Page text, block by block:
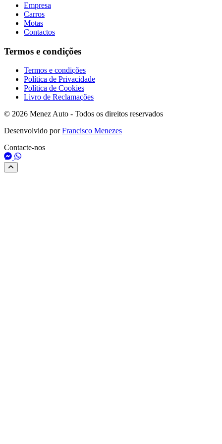
Empresa
Carros
Motas
Contactos
Termos e condições
Termos e condições
Política de Privacidade
Política de Cookies
Livro de Reclamações
© 2026 Menez Auto - Todos os direitos reservados
Desenvolvido porFrancisco Menezes
Contacte-nos